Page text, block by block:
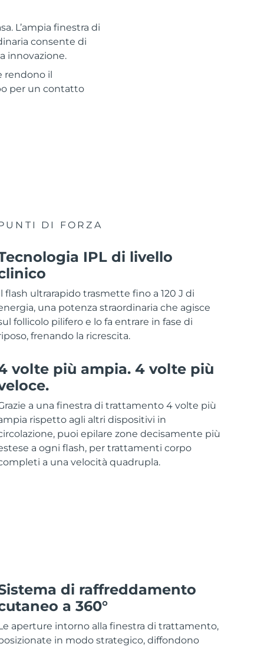
L’ampia finestra di
consente di
innovazione.
rendono il
per un contatto
DI FORZA
IPL di livello
flash ultrarapido trasmette fino a 120 J di
una potenza straordinaria che agisce
follicolo pilifero e lo fa entrare in fase di
frenando la ricrescita.
volte più ampia. 4 volte più
a una finestra di trattamento 4 volte più
rispetto agli altri dispositivi in
puoi epilare zone decisamente più
a ogni flash, per trattamenti corpo
a una velocità quadrupla.
di raffreddamento
a 360°
aperture intorno alla finestra di trattamento,
in modo strategico, diffondono